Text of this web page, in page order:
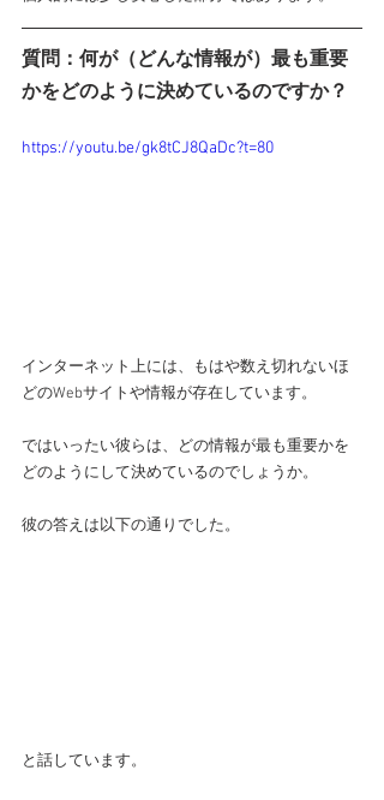
質問：何が（どんな情報が）最も重要
かをどのように決めているのですか？
https://youtu.be/gk8tCJ8QaDc?t=80
インターネット上には、もはや数え切れないほ
どのWebサイトや情報が存在しています。
ではいったい彼らは、どの情報が最も重要かを
どのようにして決めているのでしょうか。
彼の答えは以下の通りでした。
と話しています。